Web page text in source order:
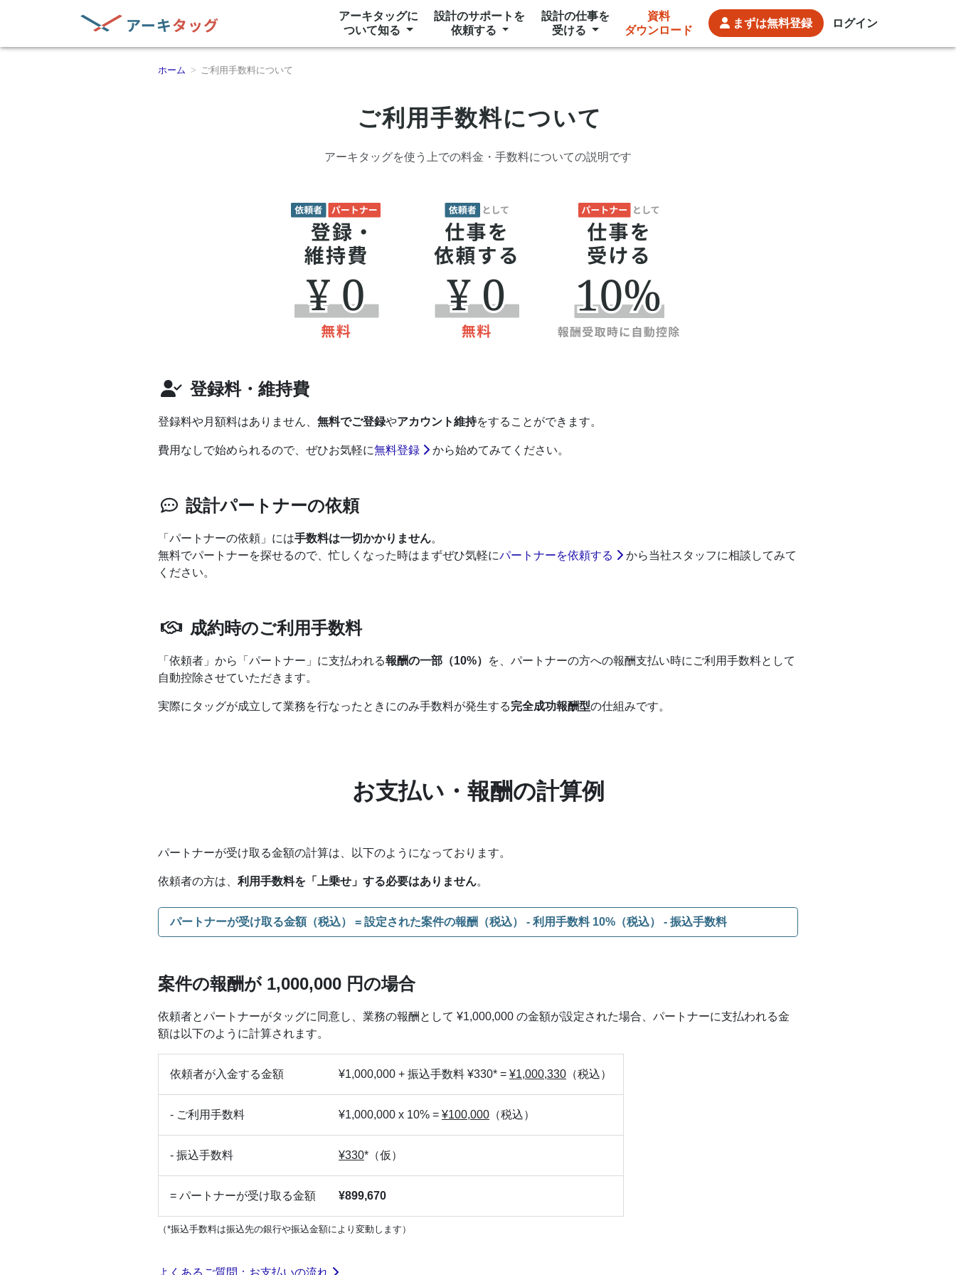
アーキタッグに
ついて知る
設計のサポートを
依頼する
設計の仕事を
受ける
資料
ダウンロード
まずは無料登録 ログイン
ホーム ご利用手数料について
ご利用手数料について
アーキタッグを使う上での料金・手数料についての説明です
登録料・維持費
登録料や月額料はありません、 無料でご登録やアカウント維持をすることができます。
費用なしで始められるので、ぜひお気軽に無料登録 から始めてみてください。
設計パートナーの依頼
「パートナーの依頼」には手数料は一切かかりません。
無料でパートナーを探せるので、忙しくなった時はまずぜひ気軽にパートナーを依頼する
から当社スタッフに相談してみて
ください。
成約時のご利用手数料
「依頼者」から「パートナー」に支払われる報酬の一部（10%）
を、パートナーの方への報酬支払い時にご利用手数料として
自動控除させていただきます。
実際にタッグが成立して業務を行なったときにのみ手数料が発生する完全成功報酬型の仕組みです。
お支払い・報酬の計算例
パートナーが受け取る金額の計算は、以下のようになっております。
依頼者の方は、 利用手数料を「上乗せ」する必要はありません。
パートナーが受け取る金額（税込） = 設定された案件の報酬（税込） - 利用手数料 10%（税込） - 振込手数料
案件の報酬が 1,000,000 円の場合
依頼者とパートナーがタッグに同意し、業務の報酬として ¥1,000,000 の金額が設定された場合、パートナーに支払われる金
額は以下のように計算されます。
依頼者が入金する金額 ¥1,000,000 + 振込手数料 ¥330* = ¥1,000,330 （税込）
- ご利用手数料 ¥1,000,000 x 10% = ¥100,000 （税込）
- 振込手数料 ¥330*（仮）
= パートナーが受け取る金額 ¥899,670
（*振込手数料は振込先の銀行や振込金額により変動します）
よくあるご質問：お支払いの流れ